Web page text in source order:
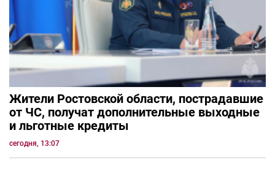
Жители Ростовской области, пострадавшие
от ЧС, получат дополнительные выходные
и льготные кредиты
сегодня, 13:07